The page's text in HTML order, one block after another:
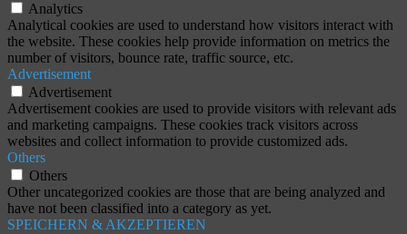
Analytics
Analytical cookies are used to understand how visitors interact with
the website. These cookies help provide information on metrics the
number of visitors, bounce rate, traffic source, etc.
Advertisement
Advertisement
Advertisement cookies are used to provide visitors with relevant ads
and marketing campaigns. These cookies track visitors across
websites and collect information to provide customized ads.
Others
Others
Other uncategorized cookies are those that are being analyzed and
have not been classified into a category as yet.
SPEICHERN & AKZEPTIEREN